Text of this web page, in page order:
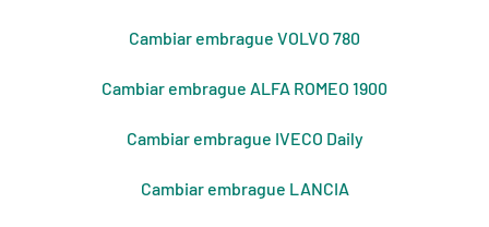
Cambiar embrague VOLVO 780
Cambiar embrague ALFA ROMEO 1900
Cambiar embrague IVECO Daily
Cambiar embrague LANCIA